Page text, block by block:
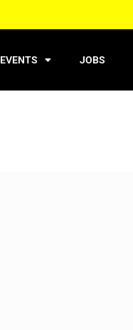
EVENTS JOBS